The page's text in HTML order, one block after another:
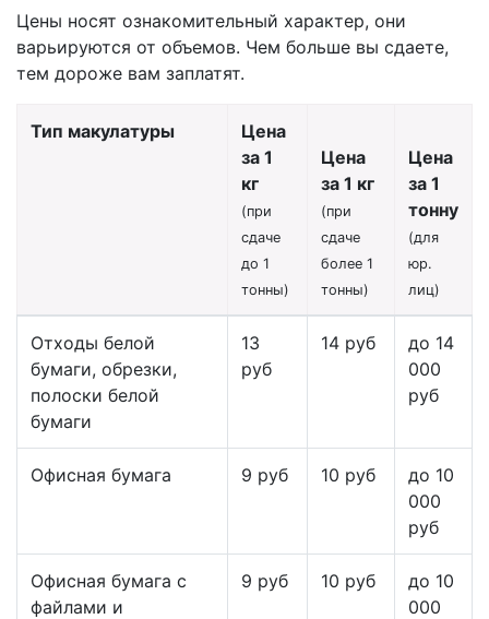
Цены носят ознакомительный характер, они
варьируются от объемов. Чем больше вы сдаете,
тем дороже вам заплатят.
Тип макулатуры
Цена
за 1
кг
(при
сдаче
до 1
тонны)
Цена
за 1 кг
(при
сдаче
более 1
тонны)
Цена
за 1
тонну
(для
юр.
лиц)
Отходы белой
бумаги, обрезки,
полоски белой
бумаги
13
руб
14 руб
до 14
000
руб
Офисная бумага 9 руб 10 руб
до 10
000
руб
Офисная бумага с
файлами и
9 руб 10 руб
до 10
000